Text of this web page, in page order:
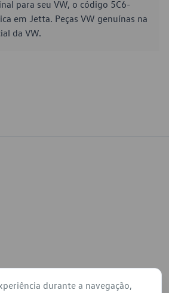
para seu VW, o código 5C6-
em Jetta. Peças VW genuínas na
da VW.
durante a navegação,